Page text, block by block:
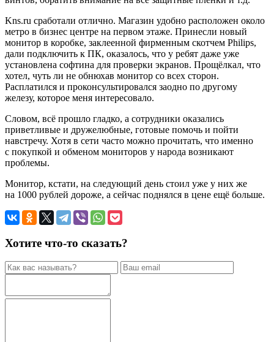
Kns.ru сработали отлично. Магазин удобно расположен около
метро в бизнес центре на первом этаже. Принесли новый
монитор в коробке, заклеенной фирменным скотчем Philips,
дали подключить к ПК, оказалось, что у ребят даже уже
установлена софтина для проверки экранов. Прощёлкал, что
хотел, чуть ли не обнюхав монитор со всех сторон.
Расплатился и проконсультировался заодно по другому
железу, которое меня интересовало.
Словом, всё прошло гладко, а сотрудники оказались
приветливые и дружелюбные, готовые помочь и пойти
навстречу. Хотя в сети часто можно прочитать, что именно
с покупкой и обменом мониторов у народа возникают
проблемы.
Монитор, кстати, на следующий день стоил уже у них же
на 1000 рублей дороже, а сейчас поднялся в цене ещё больше.
Хотите что-то сказать?